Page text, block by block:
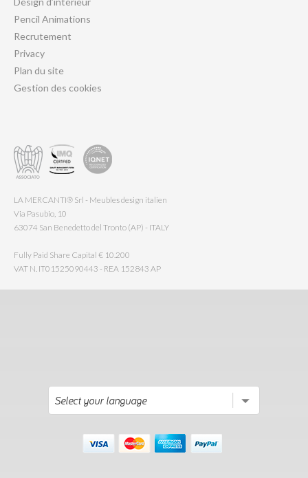
Pencil Animations
Recrutement
Privacy
Plan du site
Gestion des cookies
LA MERCANTI® Srl - Meubles design italien
Via Pasubio, 10
63074 San Benedetto del Tronto (AP) - ITALY
Fully Paid Share Capital € 10.200
VAT N. IT01525090443 - REA 152843 AP